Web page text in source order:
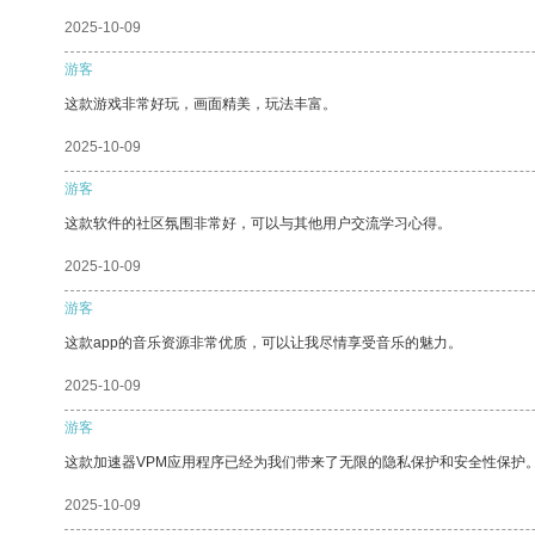
2025-10-09
游客
这款游戏非常好玩，画面精美，玩法丰富。
2025-10-09
游客
这款软件的社区氛围非常好，可以与其他用户交流学习心得。
2025-10-09
游客
这款app的音乐资源非常优质，可以让我尽情享受音乐的魅力。
2025-10-09
游客
这款加速器VPM应用程序已经为我们带来了无限的隐私保护和安全性保护
2025-10-09